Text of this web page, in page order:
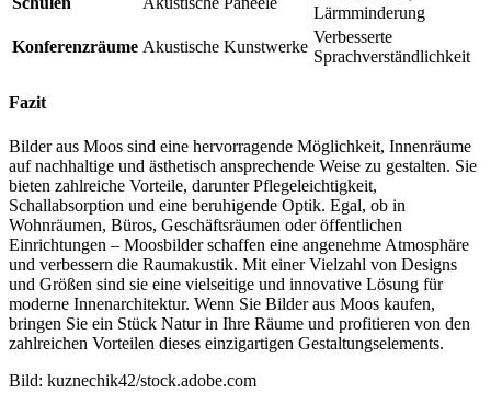
Lärmminderung
Konferenzräume Akustische Kunstwerke
Verbesserte
Sprachverständlichkeit
Fazit
Bilder aus Moos sind eine hervorragende Möglichkeit, Innenräume
auf nachhaltige und ästhetisch ansprechende Weise zu gestalten. Sie
bieten zahlreiche Vorteile, darunter Pflegeleichtigkeit,
Schallabsorption und eine beruhigende Optik. Egal, ob in
Wohnräumen, Büros, Geschäftsräumen oder öffentlichen
Einrichtungen – Moosbilder schaffen eine angenehme Atmosphäre
und verbessern die Raumakustik. Mit einer Vielzahl von Designs
und Größen sind sie eine vielseitige und innovative Lösung für
moderne Innenarchitektur. Wenn Sie Bilder aus Moos kaufen,
bringen Sie ein Stück Natur in Ihre Räume und profitieren von den
zahlreichen Vorteilen dieses einzigartigen Gestaltungselements.
Bild: kuznechik42/stock.adobe.com